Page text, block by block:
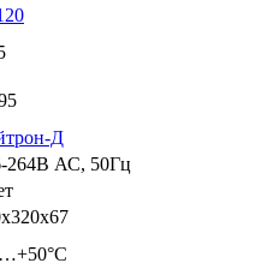
Д
264В АС, 50Гц